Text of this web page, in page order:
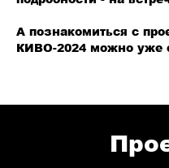
А познакомиться с
КИВО-2024 можно уже